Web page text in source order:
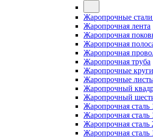
Жаропрочные стали
Жаропрочная лента
Жаропрочная
Жаропрочная
Жаропрочная
Жаропрочная труба
Жаропрочные круги
Жаропрочные
Жаропрочный
Жаропрочный
Жаропрочная
Жаропрочная
Жаропрочная
Жаропрочная